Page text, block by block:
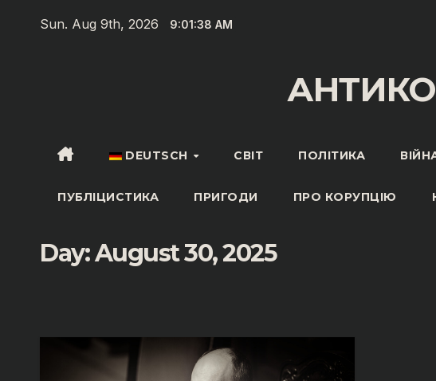
Sun. Aug 9th, 2026 9:01:39 AM
DEUTSCH СВІТ ПОЛІТИКА
ПУБЛІЦИСТИКА ПРИГОДИ ПРО КОРУПЦІЮ
Day:August 30, 2025